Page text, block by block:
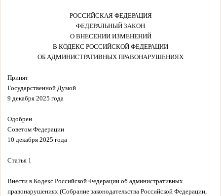
РОССИЙСКАЯ ФЕДЕРАЦИЯ
ФЕДЕРАЛЬНЫЙ ЗАКОН
О ВНЕСЕНИИ ИЗМЕНЕНИЙ
В КОДЕКС РОССИЙСКОЙ ФЕДЕРАЦИИ
ОБ АДМИНИСТРАТИВНЫХ ПРАВОНАРУШЕНИЯХ
Принят
Государственной Думой
9 декабря 2025 года
Одобрен
Советом Федерации
10 декабря 2025 года
Статья 1
Внести в Кодекс Российской Федерации об административных
правонарушениях (Собрание законодательства Российской Федерации,